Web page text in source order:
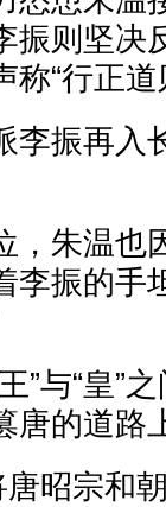
振则坚决
“行正道
李振再入
，朱温也
李振的手
”与“皇”
唐的道路
昭宗和